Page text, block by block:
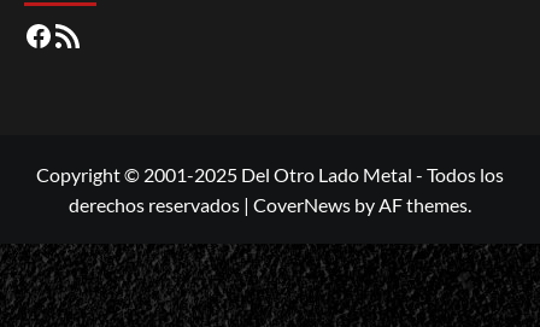
Facebook
RSS
Copyright © 2001-2025 Del Otro Lado Metal - Todos los
derechos reservados | CoverNews by AF themes.